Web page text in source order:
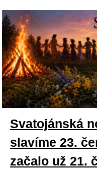
Svatojánská
slavíme 23.
začalo už 21.